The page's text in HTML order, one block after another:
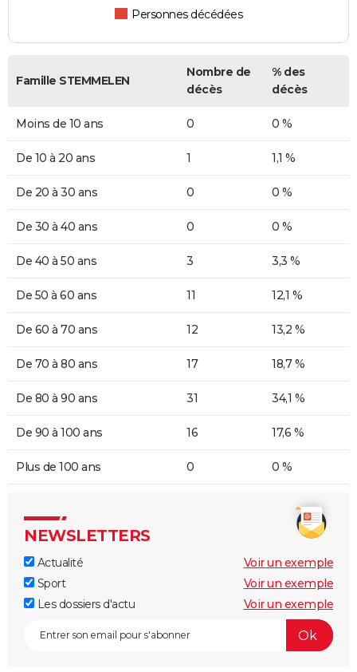
Personnes décédées
Famille STEMMELEN
Nombre de
décès
% des
décès
Moins de 10 ans 0 0 %
De 10 à 20 ans 1 1,1 %
De 20 à 30 ans 0 0 %
De 30 à 40 ans 0 0 %
De 40 à 50 ans 3 3,3 %
De 50 à 60 ans 11 12,1 %
De 60 à 70 ans 12 13,2 %
De 70 à 80 ans 17 18,7 %
De 80 à 90 ans 31 34,1 %
De 90 à 100 ans 16 17,6 %
Plus de 100 ans 0 0 %
NEWSLETTERS
Actualité
Voir un exemple
Sport
Voir un exemple
Les dossiers d'actu
Voir un exemple